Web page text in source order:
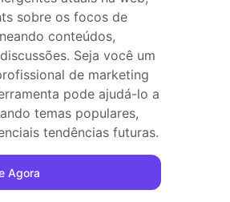
sobre os focos de
conteúdos,
Seja você um
de marketing
pode ajudá-lo a
temas populares,
tendências futuras.
Agora